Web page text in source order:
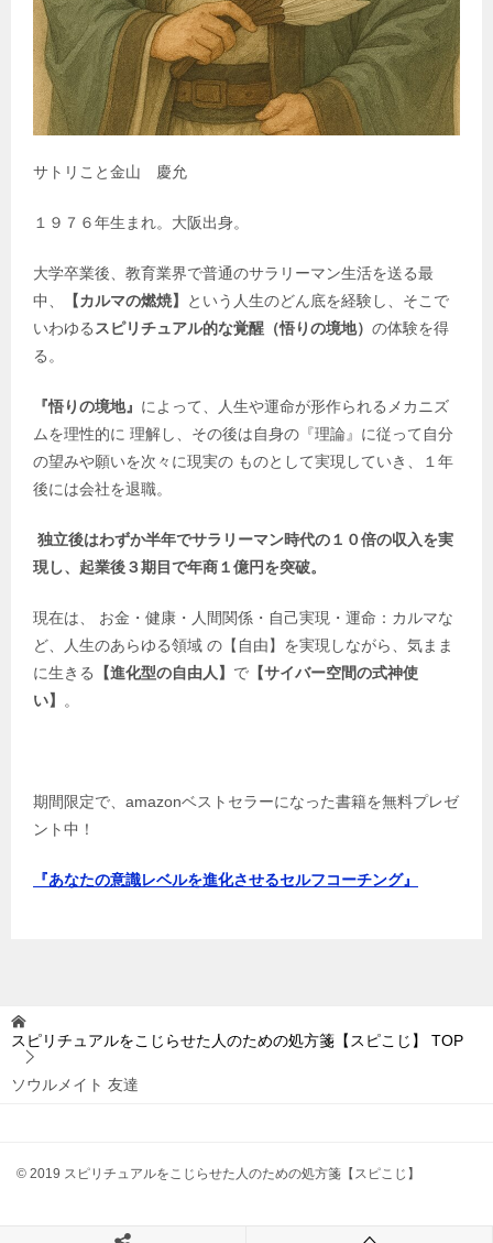
サトリこと金山 慶允
１９７６年生まれ。大阪出身。
大学卒業後、教育業界で普通のサラリーマン生活を送る最
中、
【カルマの燃焼】
という人生のどん底を経験し、そこで
いわゆるスピリチュアル的な覚醒（悟りの境地） の体験を得
る。
『悟りの境地』 によって、人生や運命が形作られるメカニズ
ムを理性的に 理解し、その後は自身の『理論』に従って自分
の望みや願いを次々に現実の ものとして実現していき、１年
後には会社を退職。
独立後はわずか半年でサラリーマン時代の１０倍の収入を実
現し、起業後３期目で年商１億円を突破。
現在は、 お金・健康・人間関係・自己実現・運命：カルマな
ど、人生のあらゆる領域 の【自由】を実現しながら、気まま
に生きる
【進化型の自由人】 で 【サイバー空間の式神使
い】 。
期間限定で、amazonベストセラーになった書籍を無料プレゼ
ント中！
『あなたの意識レベルを進化させるセルフコーチング』
スピリチュアルをこじらせた人のための処方箋【スピこじ】 TOP
ソウルメイト 友達
© 2019 スピリチュアルをこじらせた人のための処方箋【スピこじ】